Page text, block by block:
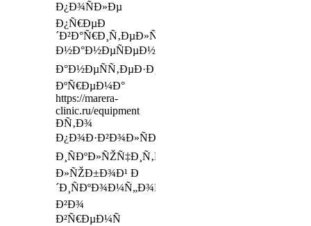
Ð¿Ð¾ÑÐ»Ðµ
Ð¿Ñ€ÐµÐ
´Ð²Ð°Ñ€Ð¸Ñ‚ÐµÐ»ÑŒÐ½Ð¾Ð³Ð¾
Ð½Ð°Ð½ÐµÑÐµÐ½Ð¸Ñ
Ð°Ð½ÐµÑÑ‚ÐµÐ·Ð¸Ñ€ÑƒÑŽÑ‰ÐµÐ³Ð¾
ÐºÑ€ÐµÐ¼Ð°
https://marera-
clinic.ru/equipment
Ð­Ñ‚Ð¾
Ð¿Ð¾Ð·Ð²Ð¾Ð»ÑÐµÑ‚
Ð¸ÑÐºÐ»ÑŽÑ‡Ð¸Ñ‚ÑŒ
Ð»ÑŽÐ±Ð¾Ð¹ Ð
´Ð¸ÑÐºÐ¾Ð¼Ñ„Ð¾Ñ€Ñ‚
Ð²Ð¾
Ð²Ñ€ÐµÐ¼Ñ